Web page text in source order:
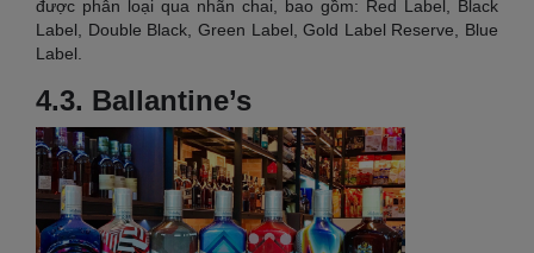
được phân loại qua nhãn chai, bao gồm: Red Label, Black
Label, Double Black, Green Label, Gold Label Reserve, Blue
Label.
4.3. Ballantine’s